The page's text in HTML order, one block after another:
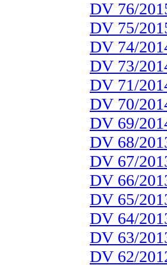
DV 76/
DV 75/
DV 74/
DV 73/
DV 71/
DV 70/
DV 69/
DV 68/
DV 67/
DV 66/
DV 65/
DV 64/
DV 63/
DV 62/